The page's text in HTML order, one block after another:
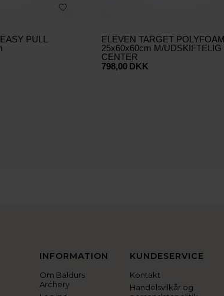
PULL
ELEVEN TARGET POLYFOAM
25x60x60cm M/UDSKIFTELIG
CENTER
798,00 DKK
INFORMATION
Om Baldurs
Archery
KUNDESERVICE
Kontakt
Handelsvilkår og